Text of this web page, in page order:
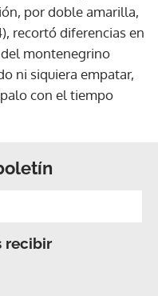
por doble amarilla,
recortó diferencias en
montenegrino
ni siquiera empatar,
con el tiempo
recibir